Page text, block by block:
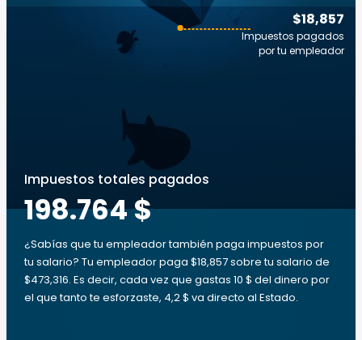
$18,857
Impuestos pagados
por tu empleador
Impuestos totales pagados
198.764 $
¿Sabías que tu empleador también paga impuestos por
tu salario? Tu empleador paga $18,857 sobre tu salario de
$473,316. Es decir, cada vez que gastas 10 $ del dinero por
el que tanto te esforzaste, 4,2 $ va directo al Estado.